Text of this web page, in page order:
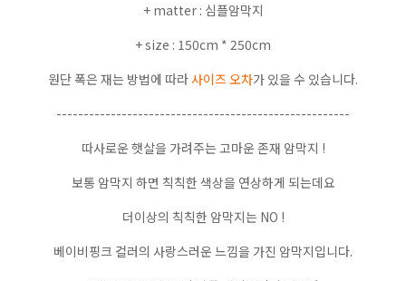
+ matter : 심플암막지
+ size : 150cm * 250cm
원단 폭은 재는 방법에 따라사이즈 오차가 있을 수 있습니다.
------------------------------------------------------
따사로운 햇살을 가려주는 고마운 존재 암막지 !
보통 암막지 하면 칙칙한 색상을 연상하게 되는데요
더이상의 칙칙한 암막지는 NO !
베이비핑크 컬러의 사랑스러운 느낌을 가진 암막지입니다.